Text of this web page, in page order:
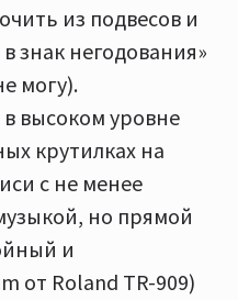
из подвесов и
знак негодования»
могу).
высоком уровне
крутилках на
с не менее
но прямой
и
от Roland TR-909)